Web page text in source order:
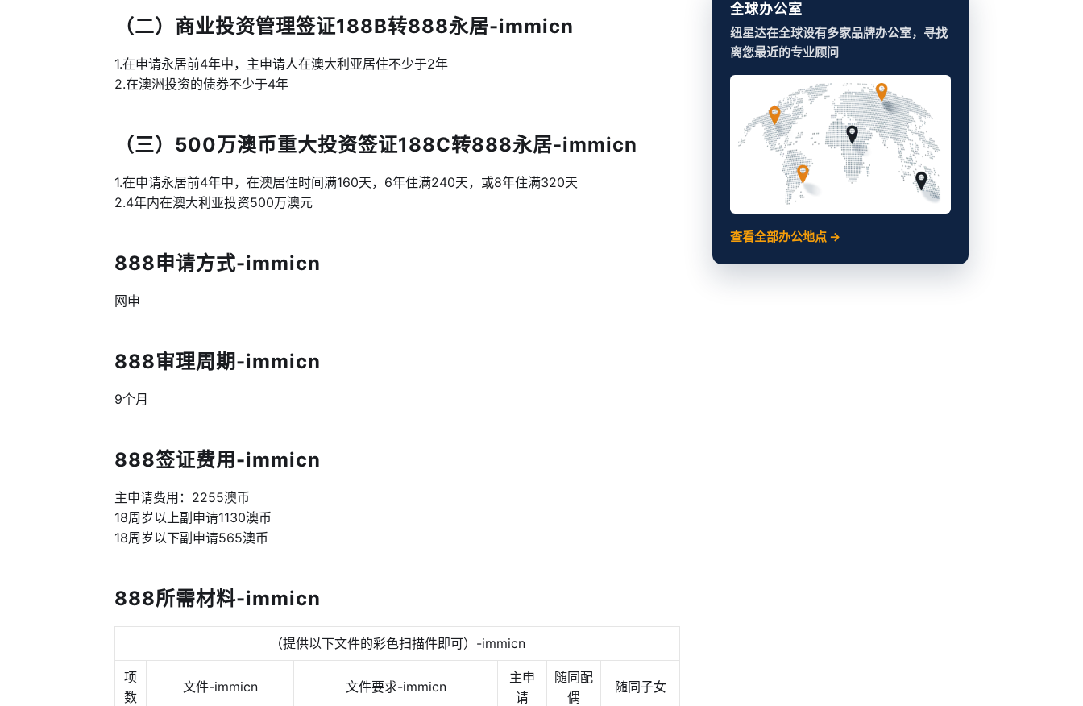
（二）商业投资管理签证188B转888永居-immicn
1.在申请永居前4年中，主申请人在澳大利亚居住不少于2年
2.在澳洲投资的债券不少于4年
（三）500万澳币重大投资签证188C转888永居-immicn
1.在申请永居前4年中，在澳居住时间满160天，6年住满240天，或8年住满320天
2.4年内在澳大利亚投资500万澳元
888申请方式-immicn
网申
888审理周期-immicn
9个月
888签证费用-immicn
主申请费用：2255澳币
18周岁以上副申请1130澳币
18周岁以下副申请565澳币
888所需材料-immicn
（提供以下文件的彩色扫描件即可）-immicn
项
数
文件-immicn 文件要求-immicn
主申
请
随同配
偶
随同子女
全球办公室
纽星达在全球设有多家品牌办公室，寻找
离您最近的专业顾问
查看全部办公地点 →